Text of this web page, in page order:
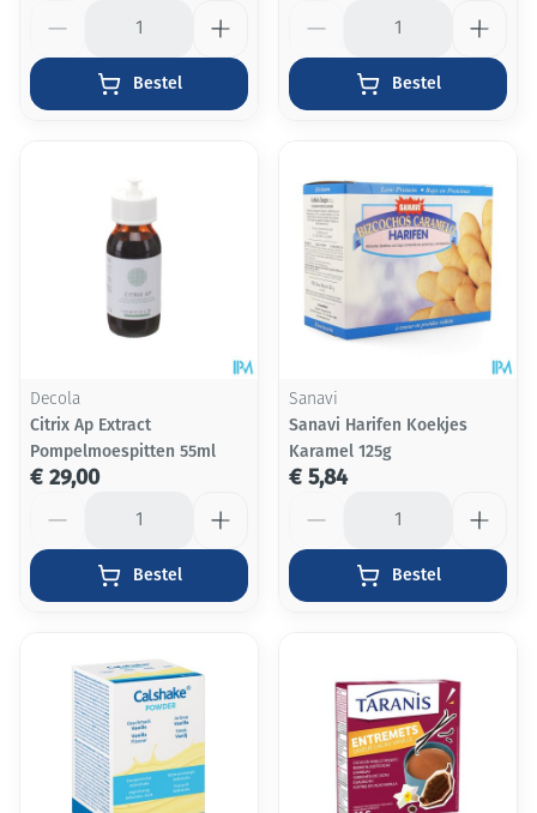
Bestel Bestel
Decola
Citrix Ap Extract
Pompelmoespitten 55ml
€ 29,00
Bestel
Sanavi
Sanavi Harifen Koekjes
Karamel 125g
€ 5,84
Bestel